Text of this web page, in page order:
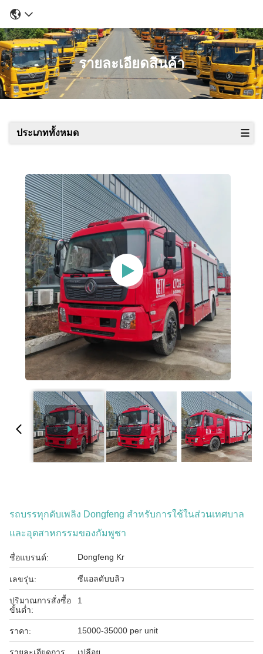
รายละเอียดสินค้า
ประเภททั้งหมด
รถบรรทุกดับเพลิง Dongfeng สําหรับการใช้ในส่วนเทศบาล
และอุตสาหกรรมของกัมพูชา
ชื่อแบรนด์: Dongfeng Kr
เลขรุ่น: ซีแอลดับบลิว
ปริมาณการสั่งซื้อ
ขั้นต่ำ:
1
ราคา: 15000-35000 per unit